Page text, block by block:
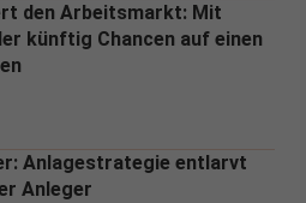
den Arbeitsmarkt: Mit
künftig Chancen auf einen
Anlagestrategie entlarvt
Anleger